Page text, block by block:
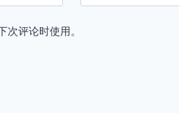
评论时使用。